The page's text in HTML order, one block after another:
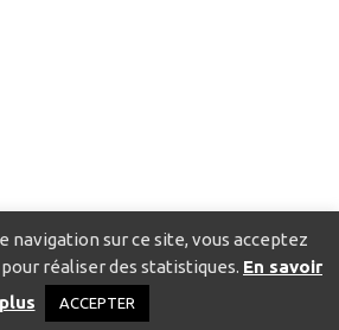
les fournisseurs
confidentialité
navigation sur ce site, vous acceptez
réaliser des statistiques. En savoir
plus
ACCEPTER